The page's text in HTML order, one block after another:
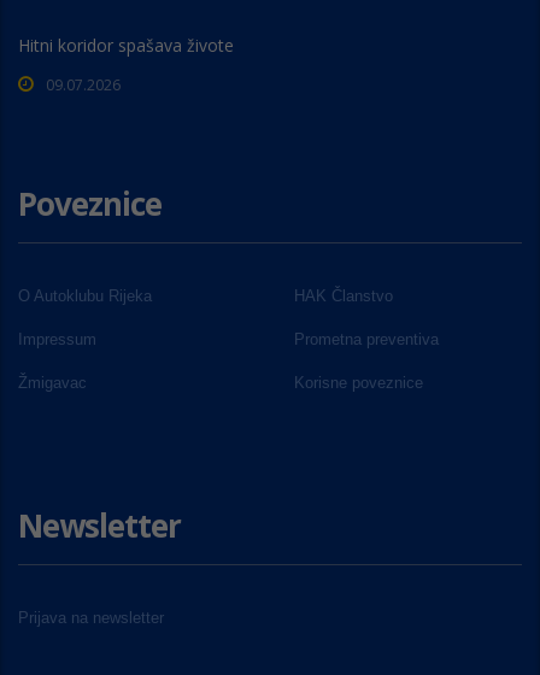
Hitni koridor spašava živote
09.07.2026
Poveznice
O Autoklubu Rijeka HAK Članstvo
Impressum Prometna preventiva
Žmigavac Korisne poveznice
Newsletter
Prijava na newsletter